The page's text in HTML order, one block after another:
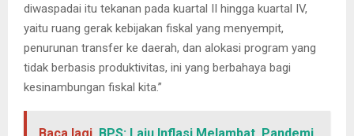
diwaspadai itu tekanan pada kuartal II hingga kuartal IV,
yaitu ruang gerak kebijakan fiskal yang menyempit,
penurunan transfer ke daerah, dan alokasi program yang
tidak berbasis produktivitas, ini yang berbahaya bagi
kesinambungan fiskal kita.”
Baca lagi BPS: Laju Inflasi Melambat, Pandemi